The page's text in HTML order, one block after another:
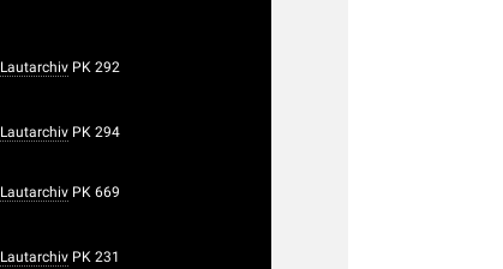
Lautarchiv PK 292
Lautarchiv PK 294
Lautarchiv PK 669
Lautarchiv PK 231